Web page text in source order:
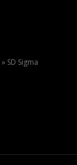
» SD Sigma